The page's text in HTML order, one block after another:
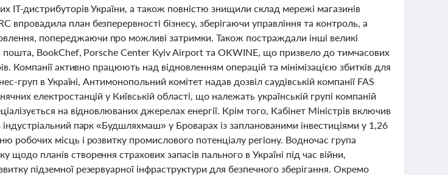
ІТ-дистрибуторів України, а також повністю знищили склад мережі магазинів
впровадила план безперервності бізнесу, зберігаючи управління та контроль, а
попереджаючи про можливі затримки. Також постраждали інші великі
пошта, BookChef, Porsche Center Kyiv Airport та OKWINE, що призвело до тимчасових
Компанії активно працюють над відновленням операцій та мінімізацією збитків для
груп в Україні, Антимонопольний комітет надав дозвіл саудівській компанії FAS
електростанцій у Київській області, що належать українській групі компаній
на відновлюваних джерелах енергії. Крім того, Кабінет Міністрів включив
індустріальний парк «Будшляхмаш» у Броварах із запланованими інвестиціями у 1,26
робочих місць і розвитку промислового потенціалу регіону. Водночас група
планів створення страхових запасів пального в Україні під час війни,
підземної резервуарної інфраструктури для безпечного зберігання. Окремо